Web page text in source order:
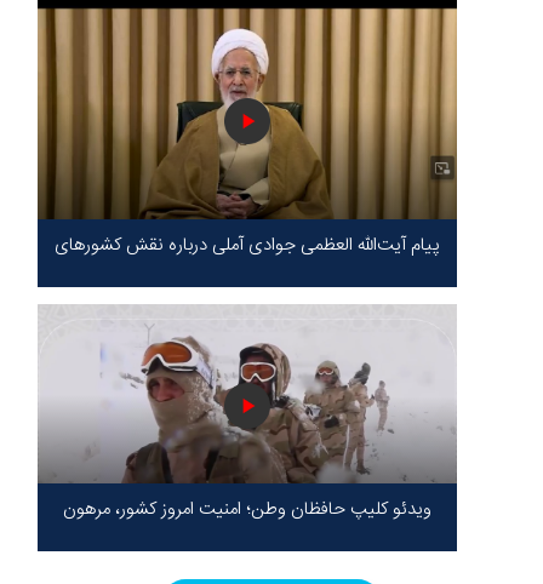
پیام آیت‌الله العظمی جوادی آملی درباره نقش کشورهای
در برابر ظلم!
ویدئو کلیپ حافظان وطن؛ امنیت امروز کشور، مرهون